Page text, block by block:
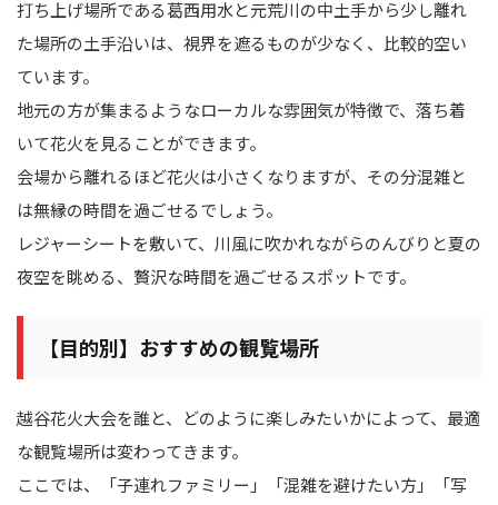
打ち上げ場所である葛西用水と元荒川の中土手から少し離れ
た場所の土手沿いは、視界を遮るものが少なく、比較的空い
ています。
地元の方が集まるようなローカルな雰囲気が特徴で、落ち着
いて花火を見ることができます。
会場から離れるほど花火は小さくなりますが、その分混雑と
は無縁の時間を過ごせるでしょう。
レジャーシートを敷いて、川風に吹かれながらのんびりと夏の
夜空を眺める、贅沢な時間を過ごせるスポットです。
【目的別】おすすめの観覧場所
越谷花火大会を誰と、どのように楽しみたいかによって、最適
な観覧場所は変わってきます。
ここでは、「子連れファミリー」「混雑を避けたい方」「写